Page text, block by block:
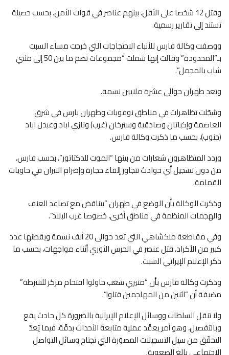
وقتل 12 شخصا على الأقل، بينهم عناصر في قوات الأمن، بحسب حصيلة
تستند إلى تقارير رسمية.
ووصفت وكالة فارس للأنباء الاحتجاجات التي خرجت مساء السبت
بـ”المحدودة” وقالت إنها شملت “مجموعات تضم ما بين 50 إلى مئتي
شاب بالمجمل”.
وتعد طهران حوالى عشرة ملايين نسمة.
وسُجّلت تظاهرات في مناطق نوفوبات وطهران بارس في شرق
العاصمة وإكباتان وصادقية وسترخان (غرب) ونازي آباد وعبدل آباد
(جنوب)، بحسب ما ذكرت وكالة فارس.
وردد المتظاهرون شعارات من بينها “الموت للدكتاتور”، بحسب فارس،
من دون تسجيل أي حوادث تتجاوز إلقاء حجارة وإضرام النيران في حاويات
القمامة.
وذكرت الوكالة بأن الوضع في طهران “يتناقض مع تصاعد العنف
والهجمات المنظمة في مناطق أخرى، خصوصا غرب البلاد”.
وفي مقاطعة ملكشاهي التي تعد حوالى 20 ألف نسمة ويقطنها عدد
كبير من الأكراد، قتل عنصر في الحرس الثوري أثناء مواجهات، بحسب ما
ذكر الإعلام الإيراني السبت.
وذكرت وكالة فارس بأن “مثيري شغب حاولوا اقتحام مركز للشرطة”
مضيفة أن “اثنين من المهاجمين قتلوا”.
ولا تنقل السلطات ووسائل الإعلام الإيرانية بالضرورة كل حادث يقع
وبالتفصيل، وهو أمر يعقّد عملية متابعة الأحداث بدقّة، فيما يُعدّ
التحقّق من سيل التسجيلات المصوّرة التي تجتاح وسائل التواصل